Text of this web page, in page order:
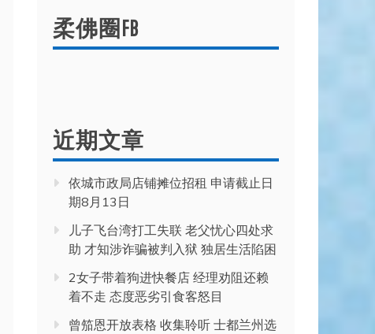
柔佛圈FB
近期文章
依城市政局店铺摊位招租 申请截止日
期8月13日
儿子飞台湾打工失联 老父忧心四处求
助 才知涉诈骗被判入狱 独居生活陷困
2女子带着狗进快餐店 经理劝阻还赖
着不走 态度恶劣引食客怒目
曾笳恩开放表格 收集聆听 士都兰州选